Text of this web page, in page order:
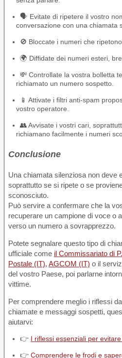
🗣️ Evitate di ripetere il vostro
conversazione con una chiamata
🚫 Bloccate i numeri che
🌍 Diffidate dei numeri esteri,
💸 Controllate la vostra bolletta
richiamato un numero sospetto.
📱 Attivate i filtri anti-spam
vostro operatore.
👥 Avvisate i vostri cari,
richiamano facilmente i numeri
Conclusione
Una chiamata silenziosa non deve
soprattutto se si ripete o se
sconosciuto.
Può servire a confermare che la
recuperare un campione di voce o
verso un numero a sovrapprezzo.
Potete segnalare questo tipo di
ufficiale come il Commissariato di
Postale (IT), AGCOM (IT) o il
del vostro Paese, poi parlarne
vittime.
Per comprendere meglio i riflessi
chiamate e messaggi sospetti,
aiutarvi:
👉 I riflessi essenziali per
👉 Comprendere le frodi e